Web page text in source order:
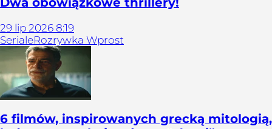
29 lip 2026 8:19
SerialeRozrywka Wprost
6 filmów, inspirowanych grecką mitologią,